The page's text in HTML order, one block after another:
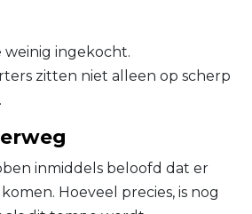
weinig ingekocht.
zitten niet alleen op scherp
inmiddels beloofd dat er
Hoeveel precies, is nog